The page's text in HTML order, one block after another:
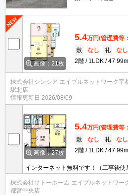
画像：21枚
5.4万円(管理費等
敷
なし 礼
なし
2階
1LDK
株式会社シンシア エイブルネットワーク宇
駅北店
情報更新日 2026/08/09
画像：27枚
5.4万円(管理費等
敷
なし 礼
なし
2階
1LDK
インターネット無料です！（工事後使
D-room】駐車場１台つき。対面キッ
しめます！ウォークインクローゼット
ターネット使い放題（Wi-Fiのみ・電
株式会社サトーホーム エイブルネットワー
都宮中央店